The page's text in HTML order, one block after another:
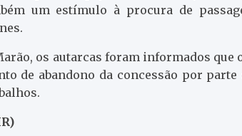
um estímulo à procura de
os autarcas foram informados que
de abandono da concessão por